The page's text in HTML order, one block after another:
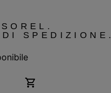
SPEDIZIONE.
Shopping